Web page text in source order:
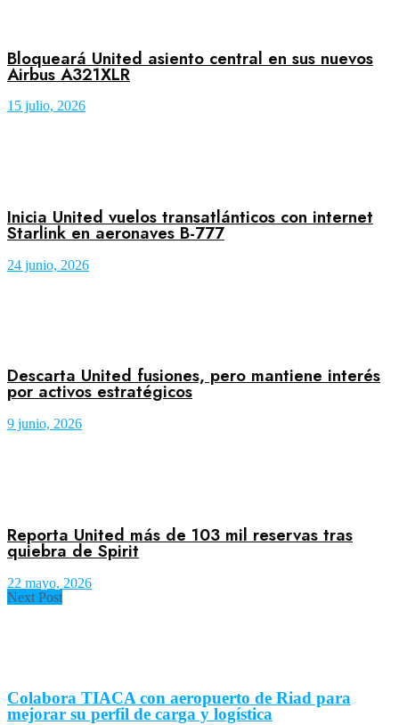
Bloqueará United asiento central en sus nuevos
Airbus A321XLR
15 julio, 2026
Inicia United vuelos transatlánticos con internet
Starlink en aeronaves B-777
24 junio, 2026
Descarta United fusiones, pero mantiene interés
por activos estratégicos
9 junio, 2026
Reporta United más de 103 mil reservas tras
quiebra de Spirit
22 mayo, 2026
Next Post
Colabora TIACA con aeropuerto de Riad para
mejorar su perfil de carga y logística